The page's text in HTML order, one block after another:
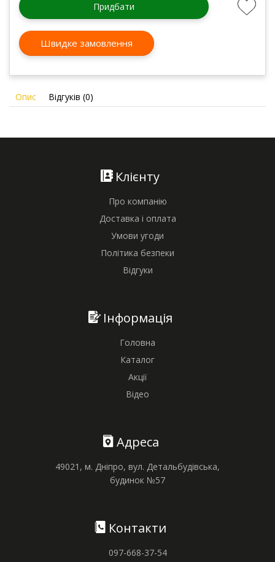
Придбати
Швидке замовлення
Опис Відгуків (0)
Клієнту
Про компанію
Доставка і оплата
Умови угоди
Політика безпеки
Відгуки
Інформація
Головна
Каталог
Акції
Відео
Адреса
49021, м. Дніпро, вул. Детальбудівська,
будинок №57
Контакти
097-668-37-54